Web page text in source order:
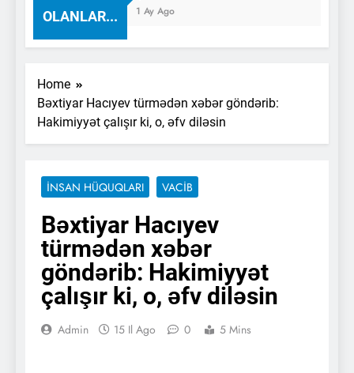
OLANLAR...
1 Ay Ago
Home
Bəxtiyar Hacıyev türmədən xəbər göndərib:
Hakimiyyət çalışır ki, o, əfv diləsin
İNSAN HÜQUQLARI VACİB
Bəxtiyar Hacıyev
türmədən xəbər
göndərib: Hakimiyyət
çalışır ki, o, əfv diləsin
Admin 15 Il Ago 0 5 Mins